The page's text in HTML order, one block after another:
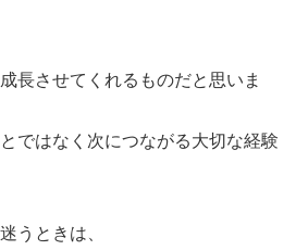
長させてくれるものだと思いま
ではなく次につながる大切な経験
うときは、